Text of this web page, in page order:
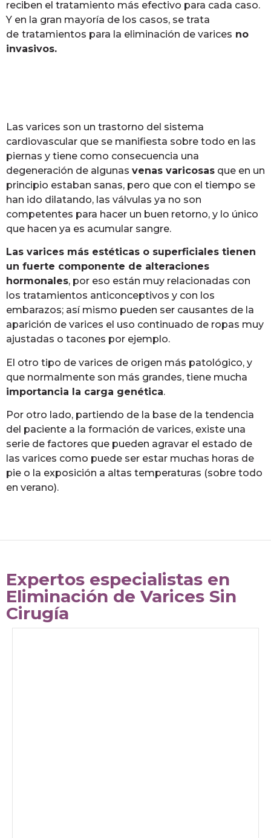
reciben el tratamiento más efectivo para cada caso.
Y en la gran mayoría de los casos, se trata
de tratamientos para la eliminación de varices no
invasivos.
Las varices son un trastorno del sistema
cardiovascular que se manifiesta sobre todo en las
piernas y tiene como consecuencia una
degeneración de algunas venas varicosas que en un
principio estaban sanas, pero que con el tiempo se
han ido dilatando, las válvulas ya no son
competentes para hacer un buen retorno, y lo único
que hacen ya es acumular sangre.
Las varices más estéticas o superficiales tienen
un fuerte componente de alteraciones
hormonales, por eso están muy relacionadas con
los tratamientos anticonceptivos y con los
embarazos; así mismo pueden ser causantes de la
aparición de varices el uso continuado de ropas muy
ajustadas o tacones por ejemplo.
El otro tipo de varices de origen más patológico, y
que normalmente son más grandes, tiene mucha
importancia la carga genética.
Por otro lado, partiendo de la base de la tendencia
del paciente a la formación de varices, existe una
serie de factores que pueden agravar el estado de
las varices como puede ser estar muchas horas de
pie o la exposición a altas temperaturas (sobre todo
en verano).
Expertos especialistas en
Eliminación de Varices Sin
Cirugía